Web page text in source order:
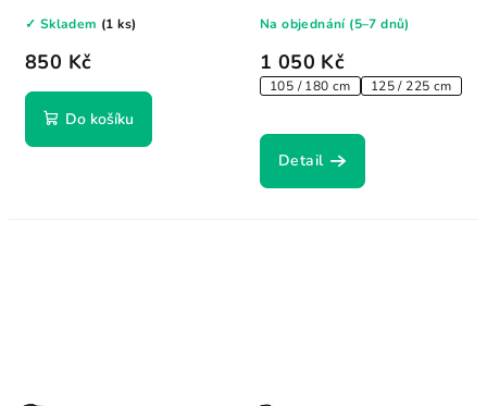
850 Kč
✓ Skladem (1 ks)
Do košíku
1 050 Kč
105 / 180 cm 125 / 225 cm
Na objednání (5–7 dnů)
Detail